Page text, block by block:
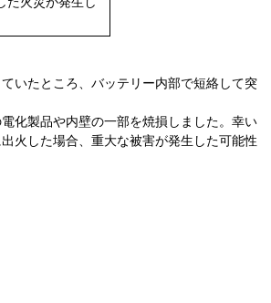
いたところ、バッテリー内部で短絡して突
化製品や内壁の一部を焼損しました。幸い
火した場合、重大な被害が発生した可能性